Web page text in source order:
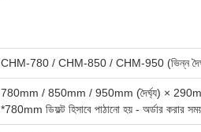
CHM-780 / CHM-850 / CHM-950 (ভিন্ন
780mm / 850mm / 950mm (দৈর্ঘ্য) ×
*780mm ডিফল্ট হিসাবে পাঠানো হয় - অর্ডার করার